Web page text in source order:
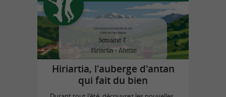
Hiriartia, l'auberge d'antan
qui fait du bien